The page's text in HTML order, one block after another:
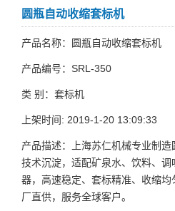
圆瓶自动收缩套标机
产品名称：圆瓶自动收缩套标机
产品编号：SRL-350
类 别：套标机
上架时间: 2019-1-20 13:09:33
产品描述：上海苏仁机械专业制
技术沉淀，适配矿泉水、饮料、
器，高速稳定、套标精准、收缩
厂直供，服务全球客户。